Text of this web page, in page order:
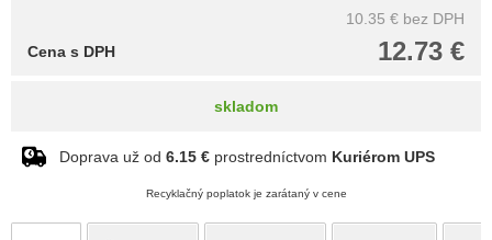
10.35 € bez DPH
12.73 €
Cena s DPH
skladom
Doprava už od 6.15 € prostredníctvom Kuriérom UPS
Recyklačný poplatok je zarátaný v cene